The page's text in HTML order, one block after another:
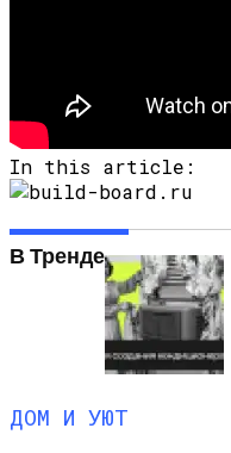
In this article:
В Тренде
ДОМ И УЮТ